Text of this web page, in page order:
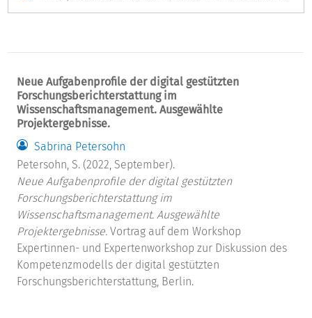
Neue Aufgabenprofile der digital gestützten
Forschungsberichterstattung im
Wissenschaftsmanagement. Ausgewählte
Projektergebnisse.
Sabrina Petersohn
Petersohn, S. (2022, September).
Neue Aufgabenprofile der digital gestützten
Forschungsberichterstattung im
Wissenschaftsmanagement. Ausgewählte
Projektergebnisse. Vortrag auf dem Workshop
Expertinnen- und Expertenworkshop zur Diskussion des
Kompetenzmodells der digital gestützten
Forschungsberichterstattung, Berlin.